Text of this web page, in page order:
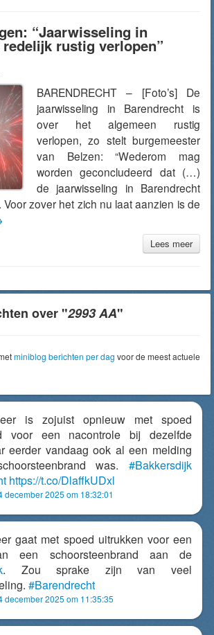
“Jaarwisseling in
rustig verlopen”
BARENDRECHT – [Foto’s] De
jaarwisseling in Barendrecht is
over het algemeen rustig
verlopen, zo stelt burgemeester
van Belzen: “Wederom mag
worden geconcludeerd dat (…)
de jaarwisseling in Barendrecht
zover het zich nu laat aanzien is de
Lees meer
over "2993 AA"
miniblog berichten per dag voor de meest actuele
is zojuist opnieuw met spoed
voor een nacontrole bij dezelfde
eerder vandaag ook al een melding
was. #Bakkersdijk
https://t.co/DlaffkUDxl
december 2025 om 18:32:01
gaat met spoed uitrukken voor een
een schoorsteenbrand aan de
. Zou sprake zijn van veel
#Barendrecht
december 2025 om 11:35:35